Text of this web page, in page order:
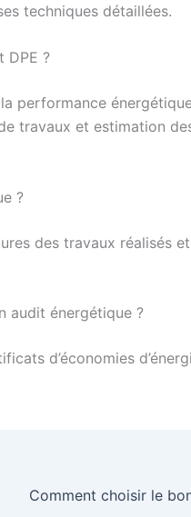
techniques détaillées.
DPE ?
performance
travaux et estimation
?
des travaux réalisés
audit énergétique ?
d’économies